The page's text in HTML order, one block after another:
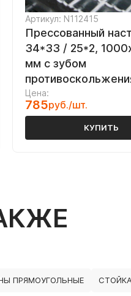
Артикул: N112415
Прессованный
34*33 / 25*2,
мм с зубом
Цена:
785руб./шт.
КУПИТЬ
ПРЯМОУГОЛЬНЫЕ